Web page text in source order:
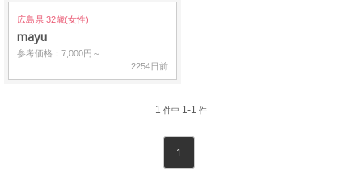
広島県 32歳(女性)
mayu
参考価格：7,000円～
2254日前
1 件中 1-1 件
1